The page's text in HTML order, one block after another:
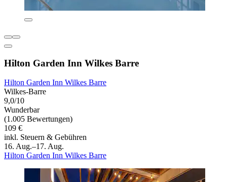
Hilton Garden Inn Wilkes Barre
Hilton Garden Inn Wilkes Barre
Wilkes-Barre
9,0/10
Wunderbar
(1.005 Bewertungen)
109 €
inkl. Steuern & Gebühren
16. Aug.–17. Aug.
Hilton Garden Inn Wilkes Barre